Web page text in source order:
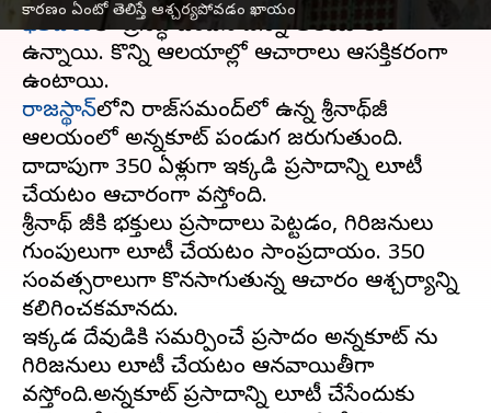
కారణం ఏంటో తెలిస్తే ఆశ్చర్యపోవడం ఖాయం
భారతదేశంలో ప్రసిద్ధి చెందిన ఎన్నో ఆలయాలు
ఉన్నాయి. కొన్ని ఆలయాల్లో ఆచారాలు ఆసక్తికరంగా
రాజస్థాన్‌లోని రాజ్‌సమంద్‌లో ఉన్న శ్రీనాథ్‌జీ
ఆలయంలో అన్నకూట్‌ పండుగ జరుగుతుంది.
దాదాపుగా 350 ఏళ్లుగా ఇక్కడి ప్రసాదాన్ని లూటీ
చేయటం ఆచారంగా వస్తోంది.
శ్రీనాథ్ జీకి భక్తులు ప్రసాదాలు పెట్టడం, గిరిజనులు
గుంపులుగా లూటీ చేయటం సాంప్రదాయం. 350
సంవత్సరాలుగా కొనసాగుతున్న ఆచారం ఆశ్చర్యాన్ని
కలిగించకమానదు.
ఇక్కడ దేవుడికి సమర్పించే ప్రసాదం అన్నకూట్ ను
గిరిజనులు లూటీ చేయటం ఆనవాయితీగా
వస్తోంది.అన్నకూట్ ప్రసాదాన్ని లూటీ చేసేందుకు